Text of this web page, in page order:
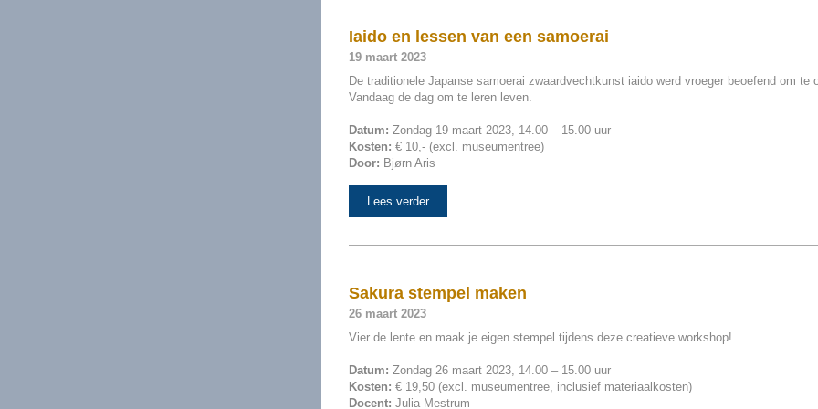
Iaido en lessen van een samoerai
19 maart 2023
De traditionele Japanse samoerai zwaardvechtkunst iaido werd vroeger beoefend om te
Vandaag de dag om te leren leven.
Datum: Zondag 19 maart 2023, 14.00 – 15.00 uur
Kosten: € 10,- (excl. museumentree)
Door: Bjørn Aris
Lees verder
Sakura stempel maken
26 maart 2023
Vier de lente en maak je eigen stempel tijdens deze creatieve workshop!
Datum: Zondag 26 maart 2023, 14.00 – 15.00 uur
Kosten: € 19,50 (excl. museumentree, inclusief materiaalkosten)
Docent: Julia Mestrum